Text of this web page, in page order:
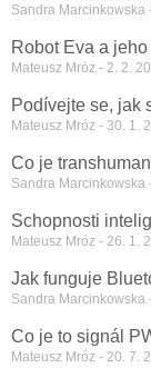
Sandra Marcinkowska
Robot Eva a
Mateusz Mróz 2. 2.
Podívejte se, jak
Mateusz Mróz 30. 1.
Co je
Sandra Marcinkowska
Schopnosti
Mateusz Mróz 26. 1.
Jak funguje
Sandra Marcinkowska
Co je to signál
Mateusz Mróz 20. 7.